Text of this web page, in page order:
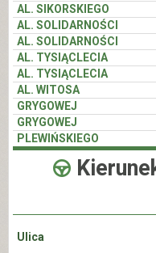
AL. SIKORSKIEGO
AL. SOLIDARNOŚCI
AL. SOLIDARNOŚCI
AL. TYSIĄCLECIA
AL. TYSIĄCLECIA
AL. WITOSA
GRYGOWEJ
GRYGOWEJ
PLEWIŃSKIEGO
Ulica